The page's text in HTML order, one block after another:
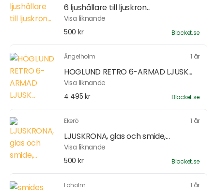
6 ljushållare till ljuskron...
Visa liknande
500 kr
Blocket.se
Ängelholm 1 år
HÖGLUND RETRO 6-ARMAD LJUSK...
Visa liknande
4 495 kr
Blocket.se
Ekerö 1 år
LJUSKRONA, glas och smide,...
Visa liknande
500 kr
Blocket.se
Laholm 1 år